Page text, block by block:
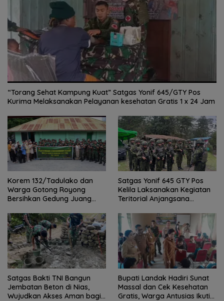
“Torang Sehat Kampung Kuat” Satgas Yonif 645/GTY Pos
Kurima Melaksanakan Pelayanan kesehatan Gratis 1 x 24 Jam
Korem 132/Tadulako dan
Warga Gotong Royong
Bersihkan Gedung Juang
Satgas Yonif 645 GTY Pos
Kelila Laksanakan Kegiatan
Teritorial Anjangsana
Lurah
Satgas Bakti TNI Bangun
Jembatan Beton di Nias,
Wujudkan Akses Aman bagi
Bupati Landak Hadiri Sunat
Massal dan Cek Kesehatan
Gratis, Warga Antusias Ikuti